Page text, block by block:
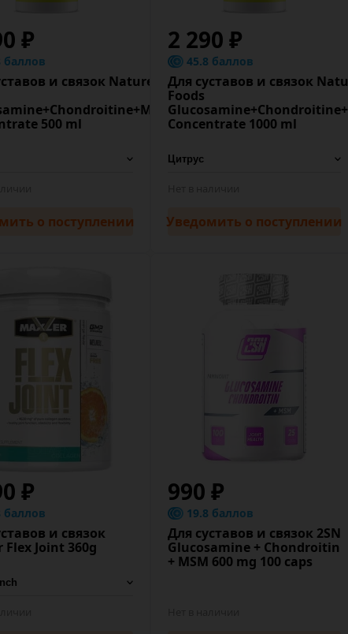
₽
баллов
и связок Nature
500 ml
о поступлении
2 290 ₽
45.8 баллов
Для суставов и связок
Foods
Concentrate 1000 ml
Уведомить о поступлении
₽
баллов
и связок
Flex Joint 360g
990 ₽
19.8 баллов
Для суставов и связок 2SN
Glucosamine + Chondroitin
+ MSM 600 mg 100 caps